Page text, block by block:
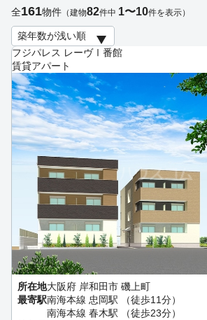
フジパレス レーヴⅠ番館
賃貸アパート
所在地大阪府 岸和田市 磯上町
最寄駅南海本線 忠岡駅 （徒歩11分）
南海本線 春木駅 （徒歩23分）
全161物件 （建物82件中 1〜10件を表示）